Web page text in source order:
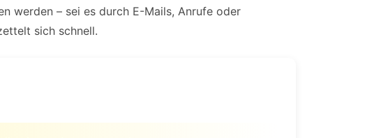
werden – sei es durch E-Mails, Anrufe oder
sich schnell.